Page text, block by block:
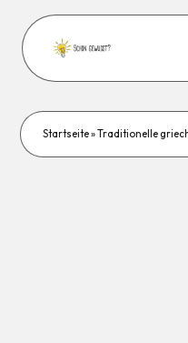
Startseite»Traditionelle